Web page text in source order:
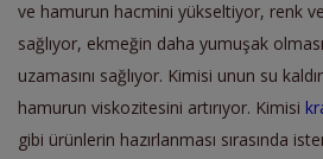
ve hamurun hacmini yükseltiyor, renk
sağlıyor, ekmeğin daha yumuşak
uzamasını sağlıyor. Kimisi unun su
hamurun viskozitesini artırıyor. Kimisi
gibi ürünlerin hazırlanması sırasında